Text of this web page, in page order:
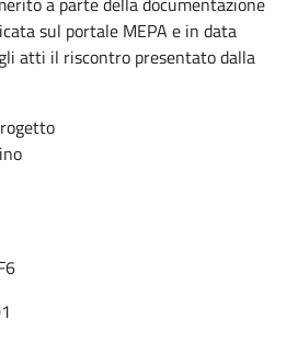
sul portale MEPA e in data
atti il riscontro presentato dalla